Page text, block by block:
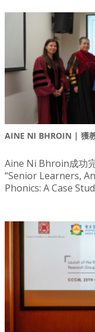
AINE NI BHROIN | 獲
Aine Ni Bhroin成功
“Senior Learners,
Phonics: A Case